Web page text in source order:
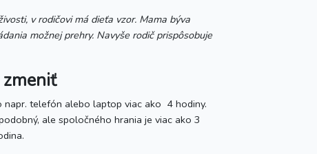
v rodičovi má dieťa vzor. Mama býva
možnej prehry. Navyše rodič prispôsobuje
napr. telefón alebo laptop viac ako 4 hodiny.
ale spoločného hrania je viac ako 3